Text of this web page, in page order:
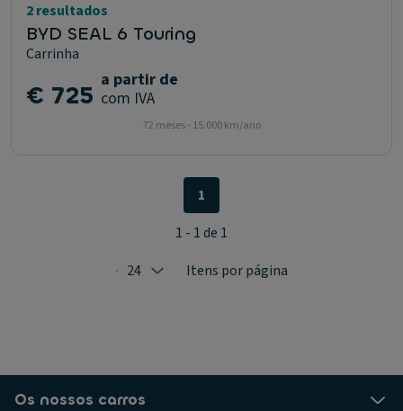
2 resultados
BYD SEAL 6 Touring
Carrinha
€ 725 a partir de
com IVA
72 meses - 15.000 km/ano
Selected: 24
24 Itens por página
1
1 - 1 de 1
Os nossos carros